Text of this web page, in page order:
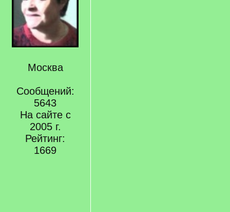
Москва
Сообщений:
5643
На сайте с
2005 г.
Рейтинг:
1669